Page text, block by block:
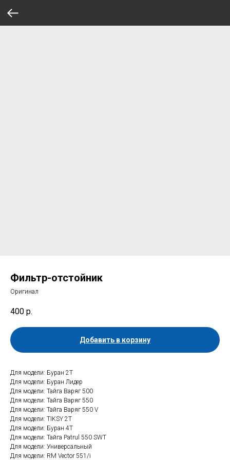
Фильтр-отстойник
Оригинал
400 р.
Добавить в корзину
Для модели: Буран 2Т
Для модели: Буран Лидер
Для модели: Тайга Варяг 500
Для модели: Тайга Варяг 550
Для модели: Тайга Варяг 550 V
Для модели: TIKSY 2T
Для модели: Буран 4Т
Для модели: Тайга Patrul 550 SWT
Для модели: Универсальный
Для модели: RM Vector 551/i